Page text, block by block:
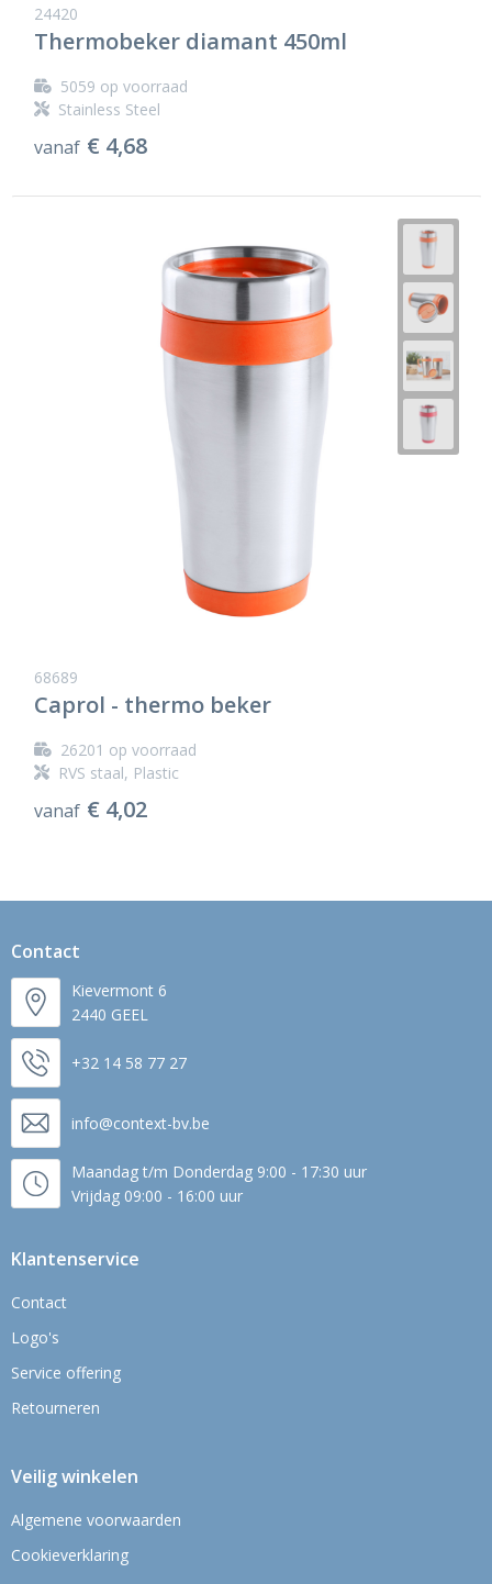
24420
Thermobeker diamant 450ml
5059 op voorraad
Stainless Steel
vanaf € 4,68
68689
Caprol - thermo beker
26201 op voorraad
RVS staal, Plastic
vanaf € 4,02
Contact
Kievermont 6
2440 GEEL
+32 14 58 77 27
info@context-bv.be
Maandag t/m Donderdag 9:00 - 17:30 uur
Vrijdag 09:00 - 16:00 uur
Klantenservice
Contact
Logo's
Service offering
Retourneren
Veilig winkelen
Algemene voorwaarden
Cookieverklaring